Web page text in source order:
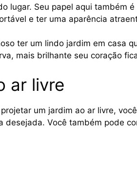
lugar. Seu papel aqui também
e ter uma aparência
ter um lindo jardim em casa
mais brilhante seu coração
ar livre
um jardim ao ar livre,
desejada. Você também pode